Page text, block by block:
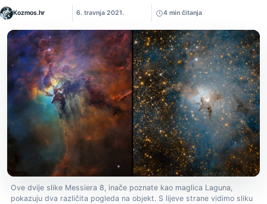
Kozmos.hr 6. travnja 2021. 4 min čitanja
Ove dvije slike Messiera 8, inače poznate kao maglica Laguna,
pokazuju dva različita pogleda na objekt. S lijeve strane vidimo sliku